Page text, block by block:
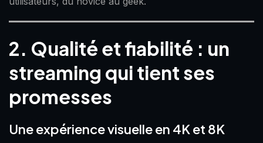
2. Qualité et fiabilité : un
streaming qui tient ses
promesses
Une expérience visuelle en 4K et 8K